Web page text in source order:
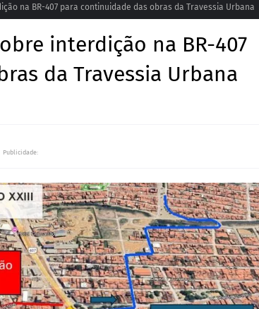
na BR-407 para continuidade das obras da Travessia Urbana
interdição na BR-407
da Travessia Urbana
Publicidade: